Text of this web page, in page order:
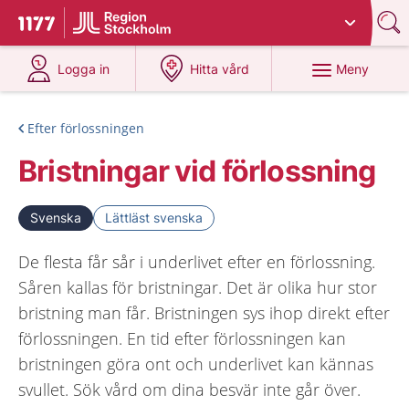
Till startsidan för 1177
Du har valt region
Logga in
på 1177.se
Hitta vård
på 1177.se
Meny
Efter förlossningen
Bristningar vid förlossning
Svenska Lättläst svenska
De flesta får sår i underlivet efter en förlossning.
Såren kallas för bristningar. Det är olika hur stor
bristning man får. Bristningen sys ihop direkt efter
förlossningen. En tid efter förlossningen kan
bristningen göra ont och underlivet kan kännas
svullet. Sök vård om dina besvär inte går över.